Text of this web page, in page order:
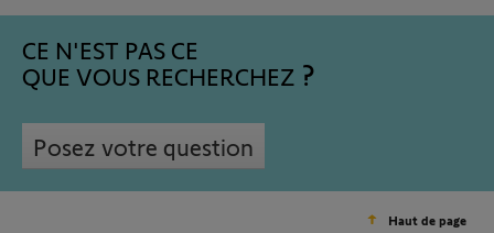
CE N'EST PAS CE
QUE VOUS RECHERCHEZ
Posez votre question
Haut de page